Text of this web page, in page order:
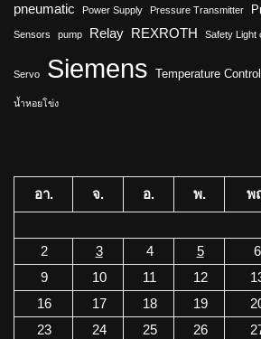
pneumatic Power Supply Pressure Transmitter
Sensors pump Relay REXROTH Safety Light
Servo Siemens Temperature
น้ำหอยโข่ง
อา. จ. อ. พ. พ
2
3 4 5 6
9
10 11 12
16
17 18 19
23
24 25 26